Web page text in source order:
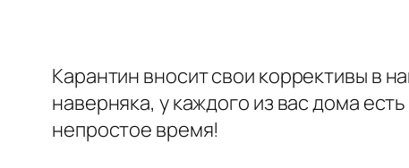
Карантин вносит свои коррективы в
наверняка, у каждого из вас дома
непростое время!